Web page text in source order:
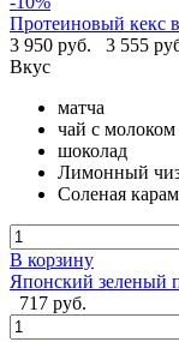
Протеиновый кекс
3 950 руб.
3 555
Вкус
матча
чай с молоком
шоколад
Лимонный
Соленая
В корзину
Японский зеленый
717 руб.